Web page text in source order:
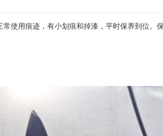
使用痕迹，有小划痕和掉漆，平时保养到位。